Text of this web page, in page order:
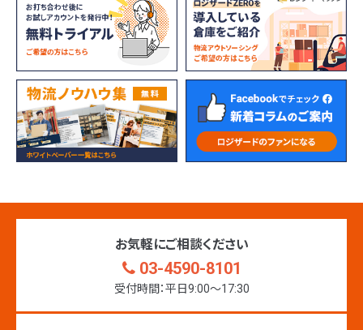
お気軽にご相談ください
03-4590-8101
受付時間：平日9:00〜17:30